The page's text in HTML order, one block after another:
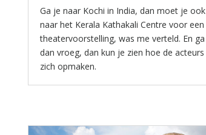
Ga je naar Kochi in India, dan moet je ook
naar het Kerala Kathakali Centre voor een
theatervoorstelling, was me verteld. En ga
dan vroeg, dan kun je zien hoe de acteurs
zich opmaken.